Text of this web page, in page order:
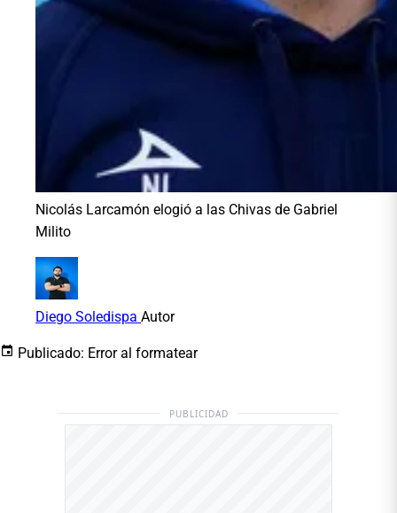
Nicolás Larcamón elogió a las Chivas de Gabriel
Milito
Diego Soledispa Autor
Publicado: Error al formatear
PUBLICIDAD